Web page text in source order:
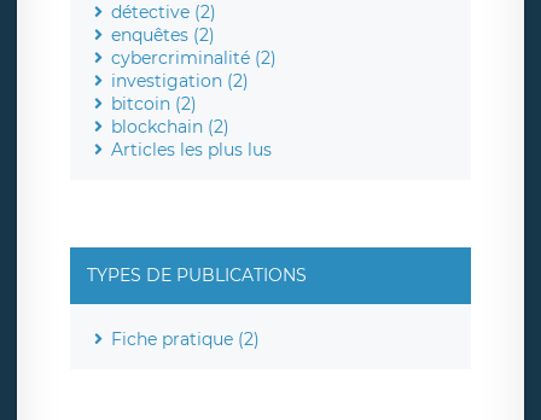
détective (2)
enquêtes (2)
cybercriminalité (2)
investigation (2)
bitcoin (2)
blockchain (2)
Articles les plus lus
TYPES DE PUBLICATIONS
Fiche pratique (2)